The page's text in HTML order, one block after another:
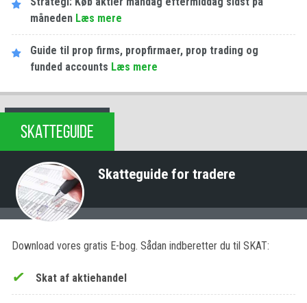
måneden Læs mere
Guide til prop firms, propfirmaer, prop trading og
funded accounts Læs mere
SKATTEGUIDE
Skatteguide for tradere
Download vores gratis E-bog. Sådan indberetter du til SKAT:
Skat af aktiehandel